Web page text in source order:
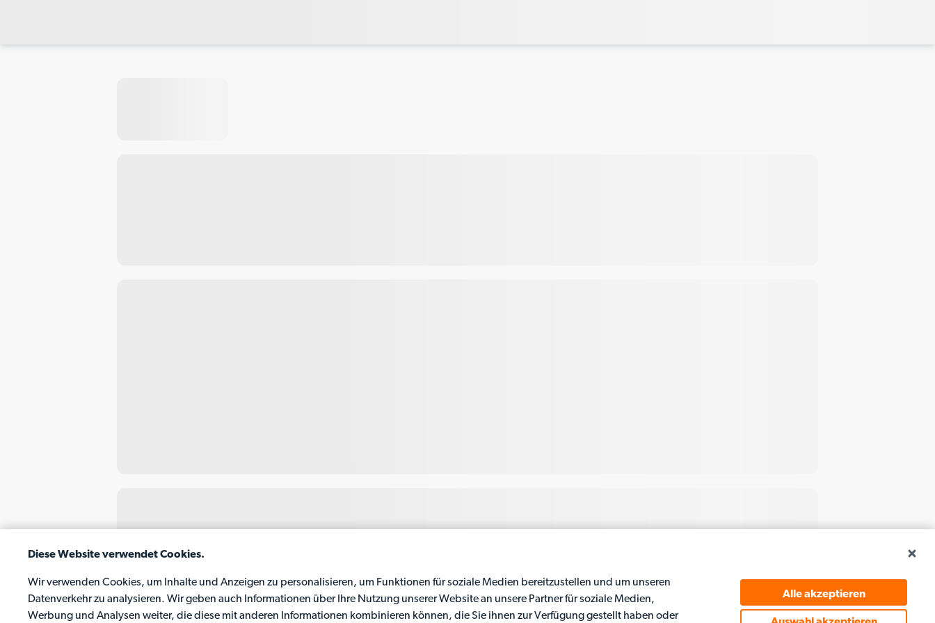
Diese Website verwendet Cookies.
Wir verwenden Cookies, um Inhalte und Anzeigen zu personalisieren, um Funktionen für soziale Medien bereitzustellen und um unseren
Datenverkehr zu analysieren. Wir geben auch Informationen über Ihre Nutzung unserer Website an unsere Partner für soziale Medien,
Werbung und Analysen weiter, die diese mit anderen Informationen kombinieren können, die Sie ihnen zur Verfügung gestellt haben oder
Alle akzeptieren